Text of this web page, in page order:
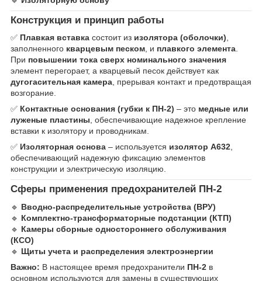
Конструкция и принцип работы
✅ Плавкая вставка состоит из изолятора (оболочки),
заполненного кварцевым песком, и плавкого элемента.
При повышении тока сверх номинального значения
элемент перегорает, а кварцевый песок действует как
дугогасительная камера, прерывая контакт и предотвращая
возгорание.
✅ Контактные основания (губки к ПН-2) – это медные или
луженые пластины, обеспечивающие надежное крепление
вставки к изолятору и проводникам.
✅ Изоляторная основа – используется изолятор А632,
обеспечивающий надежную фиксацию элементов
конструкции и электрическую изоляцию.
Сферы применения предохранителей ПН-2
🔹 Вводно-распределительные устройства (ВРУ)
🔹 Комплектно-трансформаторные подстанции (КТП)
🔹 Камеры сборные одностороннего обслуживания
(КСО)
🔹 Щиты учета и распределения электроэнергии
Важно: В настоящее время предохранители ПН-2 в
основном используются для замены в существующих